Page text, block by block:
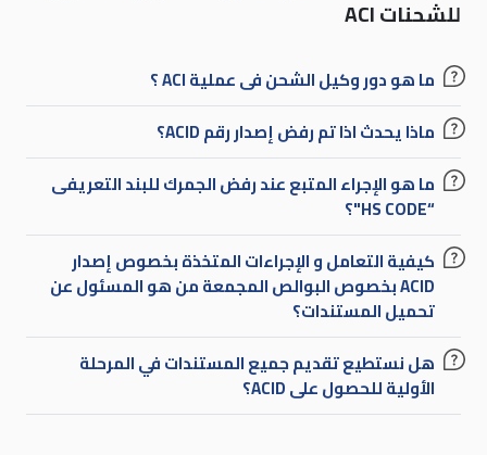
للشحنات ACI
ما هو دور وكيل الشحن فى عملية ACI ؟
ماذا يحدث اذا تم رفض إصدار رقم ACID؟
ما هو الإجراء المتبع عند رفض الجمرك للبند التعريفى
“HS CODE"؟
كيفية التعامل و الإجراءات المتخذة بخصوص إصدار
ACID بخصوص البوالص المجمعة من هو المسئول عن
تحميل المستندات؟
هل نستطيع تقديم جميع المستندات في المرحلة
الأولية للحصول على ACID؟